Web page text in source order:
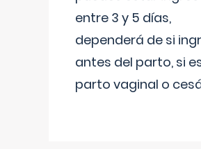
entre 3 y 5 días,
dependerá de si
antes del parto, si
parto vaginal o